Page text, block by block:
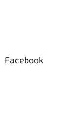
Facebook